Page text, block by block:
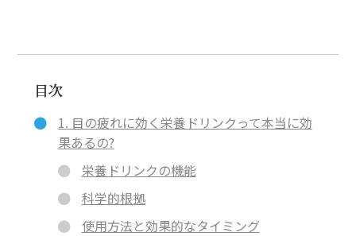
目次
1. 目の疲れに効く栄養ドリンクって本当に効
果あるの?
栄養ドリンクの機能
科学的根拠
使用方法と効果的なタイミング